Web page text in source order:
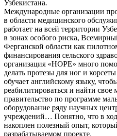
Узбекистана.
Международные организации
в области медицинского
работает на всей территории
в зонах особого риска,
Ферганской области как
финансирования сельского
организация «HOPE» много
делать протезы для ног и
обучает английскому языку,
реабилитироваться и найти
правительство по программе
оборудование ряду научных
учреждений… Понятно, что в
накоплен полезный опыт,
разрабатываемом проекте.